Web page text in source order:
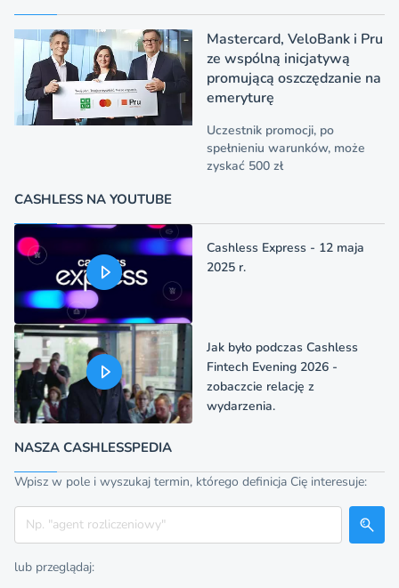
Mastercard, VeloBank i Pru
ze wspólną inicjatywą
promującą oszczędzanie na
emeryturę
Uczestnik promocji, po
spełnieniu warunków, może
zyskać 500 zł
CASHLESS NA YOUTUBE
Cashless Express - 12 maja
2025 r.
Jak było podczas Cashless
Fintech Evening 2026 -
zobaczcie relację z
wydarzenia.
NASZA CASHLESSPEDIA
Wpisz w pole i wyszukaj termin, którego definicja Cię interesuje:
Szukaj
lub przeglądaj: